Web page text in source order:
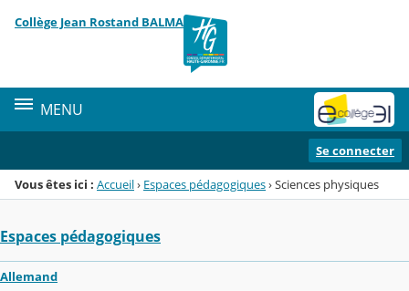
Menu de la rubrique
Contenu
Collège Jean Rostand BALMA
MENU
Se connecter
Vous êtes ici : Accueil› Espaces pédagogiques›Sciences physiques
Espaces pédagogiques
Allemand